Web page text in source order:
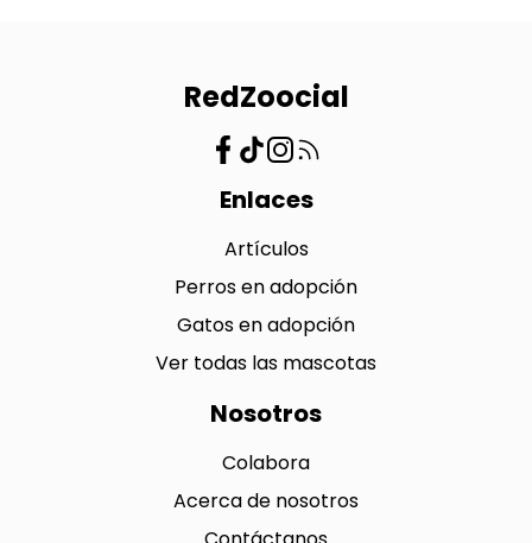
RedZoocial
Enlaces
Artículos
Perros en adopción
Gatos en adopción
Ver todas las mascotas
Nosotros
Colabora
Acerca de nosotros